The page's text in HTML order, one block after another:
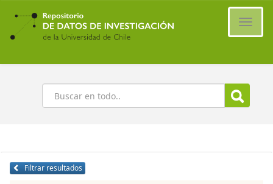
Ir
contenido
principal
Buscar
Filtrar resultados